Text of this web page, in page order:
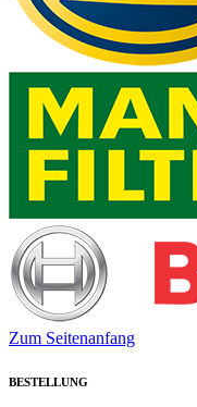
Zum Seitenanfang
BESTELLUNG